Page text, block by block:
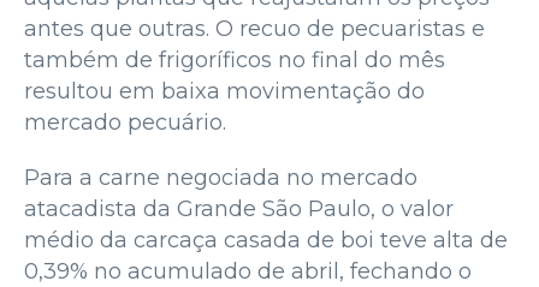
antes que outras. O recuo de pecuaristas e
também de frigoríficos no final do mês
resultou em baixa movimentação do
mercado pecuário.
Para a carne negociada no mercado
atacadista da Grande São Paulo, o valor
médio da carcaça casada de boi teve alta de
0,39% no acumulado de abril, fechando o